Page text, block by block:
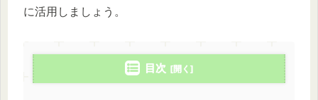
に活用しましょう。
目次